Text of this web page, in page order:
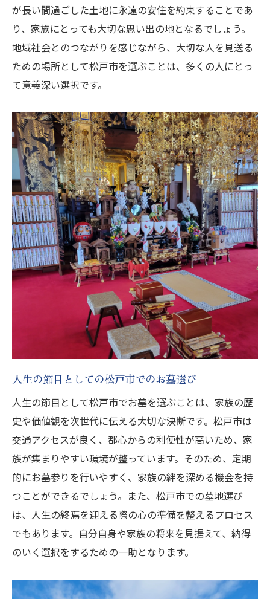
松戸市での理想のお墓の価格帯
松戸市での予算に合ったお墓の選び方
松戸市での墓地購入時の価格交渉テクニッ
ク
松戸市でのコストパフォーマンスの良いお
墓選び
価格と品質を考慮した松戸市での墓石選び
松戸市でのお墓購入における価格の透明性
松戸市でお墓を購入する際に知っておくべき周
辺環境の重要性
松戸市のお墓周辺環境のチェックポイント
松戸市での墓地周辺の自然環境の評価
地域の文化と松戸市でのお墓購入
松戸市での墓地購入における治安と安全性
松戸市の地域特性を活かしたお墓選び
周辺施設と松戸市でのお墓購入の利便性
松戸市のお墓購入で後悔しないための計画的な
選び方
松戸市でのお墓選びの計画的なアプローチ
松戸市での後悔しないお墓購入のステップ
松戸市での購入前に確認すべき事項
松戸市での理想のお墓購入の計画立案
松戸市でのお墓選びにおける家族との協議
徹底的なリサーチで松戸市でのお墓購入を
成功させる
提供されるサービス内容を知って松戸市でのお
松戸市で選べるアフターケアサービス
が長い間過ごした土地に永遠の安住を約束することであ
り、家族にとっても大切な思い出の地となるでしょう。
地域社会とのつながりを感じながら、大切な人を見送る
ための場所として松戸市を選ぶことは、多くの人にとっ
て意義深い選択です。
人生の節目としての松戸市でのお墓選び
人生の節目として松戸市でお墓を選ぶことは、家族の歴
史や価値観を次世代に伝える大切な決断です。松戸市は
交通アクセスが良く、都心からの利便性が高いため、家
族が集まりやすい環境が整っています。そのため、定期
的にお墓参りを行いやすく、家族の絆を深める機会を持
つことができるでしょう。また、松戸市での墓地選び
は、人生の終焉を迎える際の心の準備を整えるプロセス
でもあります。自分自身や家族の将来を見据えて、納得
のいく選択をするための一助となります。